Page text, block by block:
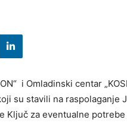
i Omladinski centar
su stavili na raspolaganje
Ključ za eventualne